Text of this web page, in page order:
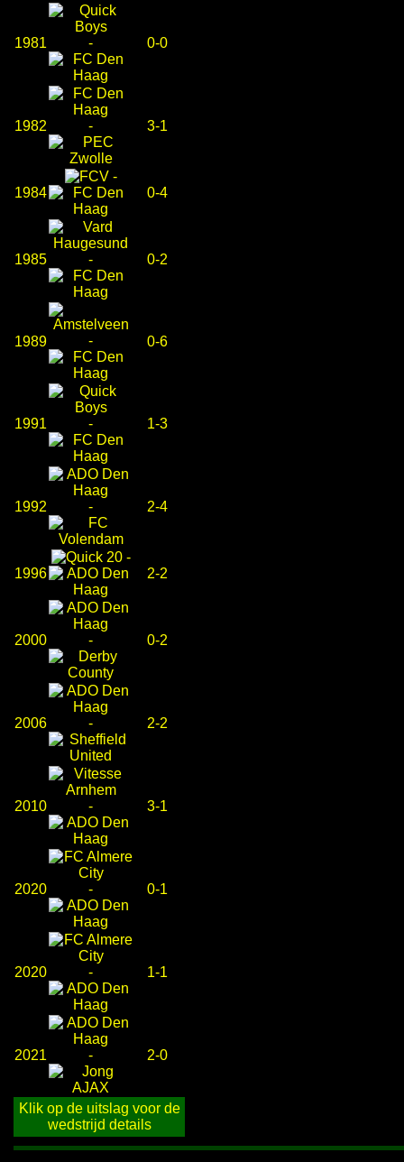
1981 - 0-0
1982 - 3-1
1984
-
0-4
1985 - 0-2
1989 - 0-6
1991 - 1-3
1992 - 2-4
1996
-
2-2
2000 - 0-2
2006 - 2-2
2010 - 3-1
2020 - 0-1
2020 - 1-1
2021 - 2-0
Klik op de uitslag voor de
wedstrijd details